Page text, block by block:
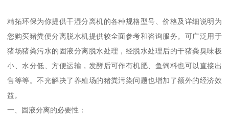
精拓环保为你提供干湿分离机的各种规格型号、价格及详细说明为
您购买猪粪便分离脱水机提供较全面参考和咨询服务。可广泛用于
猪场猪粪污水的固液分离脱水处理，经脱水处理后的干猪粪臭味极
小、水分低、方便运输，发酵后可作有机肥、鱼饲料也可以直接出
售等等。不光解决了养殖场的猪粪污染问题也增加了额外的经济效
益。
一、固液分离的必要性：